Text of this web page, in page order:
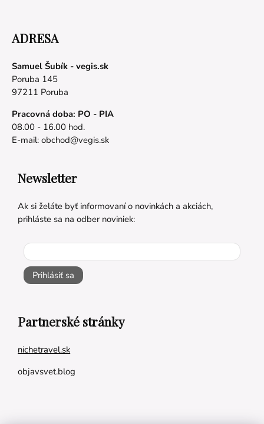
ADRESA
Samuel Šubík - vegis.sk
Poruba 145
97211 Poruba
Pracovná doba: PO - PIA
08.00 - 16.00 hod.
E-mail: obchod@vegis.sk
Newsletter
Ak si želáte byť informovaní o novinkách a akciách,
prihláste sa na odber noviniek:
Prihlásiť sa
Partnerské stránky
nichetravel.sk
objavsvet.blog